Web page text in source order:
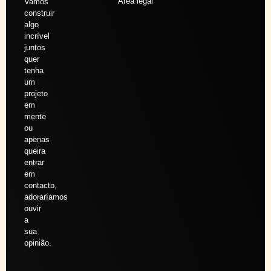
construir
algo
incrível
juntos
quer
tenha
um
projeto
em
mente
ou
apenas
queira
entrar
em
contacto,
adoraríamos
ouvir
a
sua
opinião.